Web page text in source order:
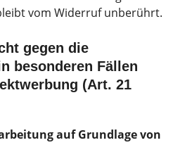
vom Widerruf unberührt.
gegen die
besonderen Fällen
(Art. 21
auf Grundlage von